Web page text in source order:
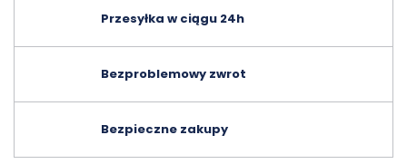
Przesyłka w ciągu 24h
Bezproblemowy zwrot
Bezpieczne zakupy